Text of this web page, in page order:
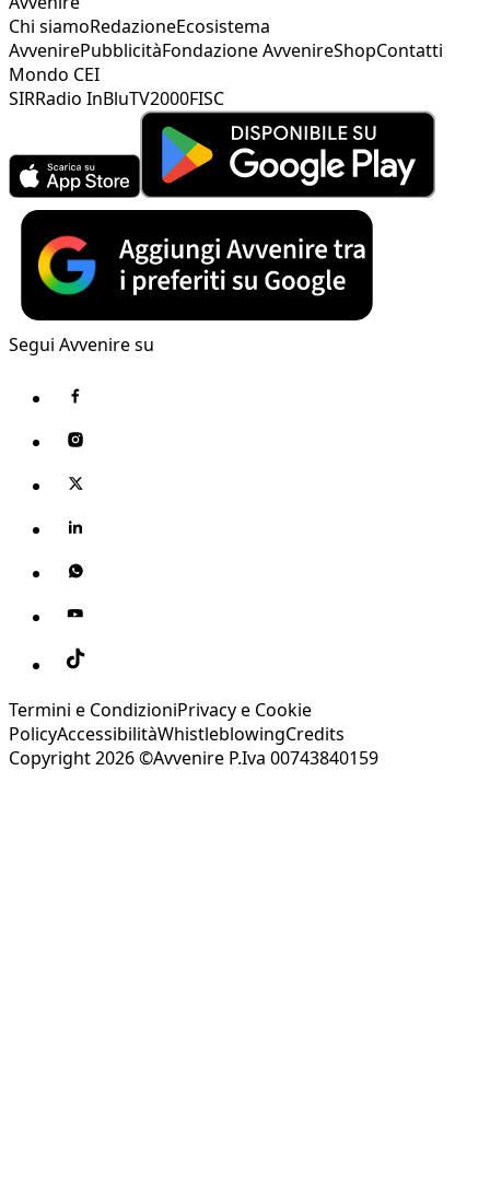
Chi siamoRedazioneEcosistema
AvvenirePubblicitàFondazione AvvenireShopContatti
Mondo CEI
SIRRadio InBluTV2000FISC
Segui Avvenire su
Termini e CondizioniPrivacy e Cookie
PolicyAccessibilitàWhistleblowingCredits
Copyright 2026 ©Avvenire P.Iva 00743840159